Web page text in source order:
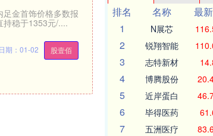
金首饰价格多数报
持稳于1353元/....
股壹佰
日期：01-02
排名
名称 最
1
N展芯
2 锐翔智能
3 志特新材
4 博腾股份
5 近岸蛋白
6 毕得医药
7 五洲医疗